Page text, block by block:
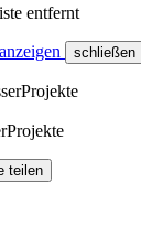
entfernt
schließen
teilen